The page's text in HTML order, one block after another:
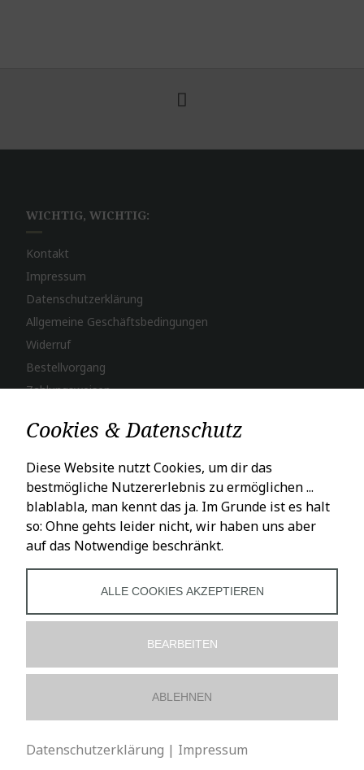
WICHTIG, WICHTIG:
Kontakt
Impressum
Datenschutzerklärung
Allgemeine Geschäftsbedingungen
Widerruf
Bestellvorgang
Zahlungsweisen
LADENÖFFNUNGSZEITEN
Mo – Fr: 10 – 18 Uhr
Sa: 10 – 16 Uhr
Cookies & Datenschutz
Diese Website nutzt Cookies, um dir das
bestmögliche Nutzererlebnis zu ermöglichen ...
blablabla, man kennt das ja. Im Grunde ist es halt
so: Ohne gehts leider nicht, wir haben uns aber
auf das Notwendige beschränkt.
ALLE COOKIES AKZEPTIEREN
BEARBEITEN
ABLEHNEN
Datenschutzerklärung | Impressum